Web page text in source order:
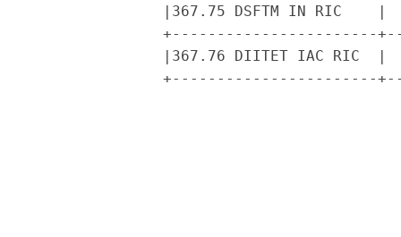
|367.75 DSFTM IN RIC    |
+-----------------------
|367.76 DIITET IAC RIC  |
+-----------------------